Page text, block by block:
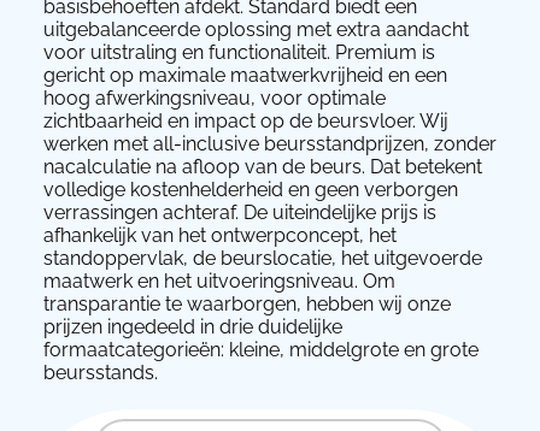
basisbehoeften afdekt. Standard biedt een
uitgebalanceerde oplossing met extra aandacht
voor uitstraling en functionaliteit. Premium is
gericht op maximale maatwerkvrijheid en een
hoog afwerkingsniveau, voor optimale
zichtbaarheid en impact op de beursvloer. Wij
werken met all-inclusive beursstandprijzen, zonder
nacalculatie na afloop van de beurs. Dat betekent
volledige kostenhelderheid en geen verborgen
verrassingen achteraf. De uiteindelijke prijs is
afhankelijk van het ontwerpconcept, het
standoppervlak, de beurslocatie, het uitgevoerde
maatwerk en het uitvoeringsniveau. Om
transparantie te waarborgen, hebben wij onze
prijzen ingedeeld in drie duidelijke
formaatcategorieën: kleine, middelgrote en grote
beursstands.